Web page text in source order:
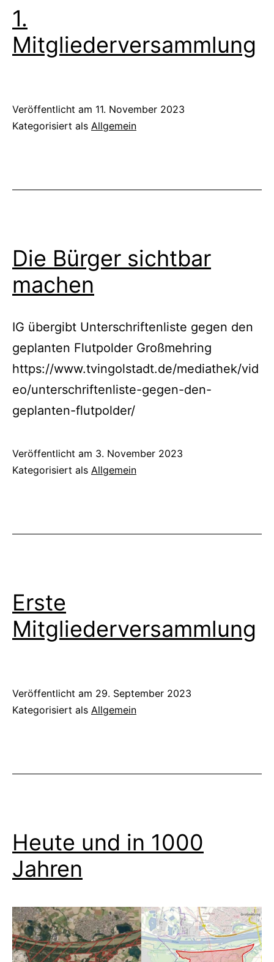
1.
Mitgliederversammlung
Veröffentlicht am 11. November 2023
Kategorisiert als Allgemein
Die Bürger sichtbar
machen
IG übergibt Unterschriftenliste gegen den
geplanten Flutpolder Großmehring
https://www.tvingolstadt.de/mediathek/vid
eo/unterschriftenliste-gegen-den-
geplanten-flutpolder/
Veröffentlicht am 3. November 2023
Kategorisiert als Allgemein
Erste
Mitgliederversammlung
Veröffentlicht am 29. September 2023
Kategorisiert als Allgemein
Heute und in 1000
Jahren